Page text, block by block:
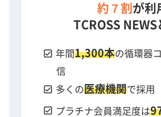
約７割 が利
TCROSS NEWS
check_box 年間1,300本の循環器
信
check_box 多くの医療機関で採用
check_box プラチナ会員満足度は